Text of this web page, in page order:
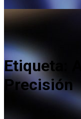
Etiqueta:
Precisión